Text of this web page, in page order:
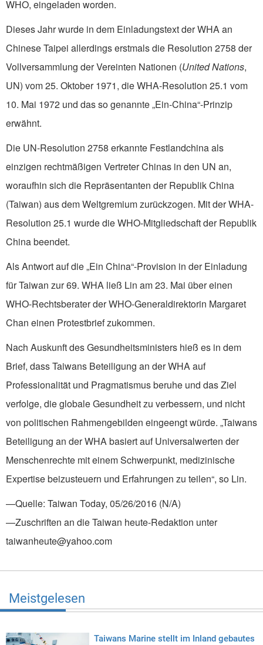
WHO, eingeladen worden.
Dieses Jahr wurde in dem Einladungstext der WHA an
Chinese Taipei allerdings erstmals die Resolution 2758 der
Vollversammlung der Vereinten Nationen (United Nations,
UN) vom 25. Oktober 1971, die WHA-Resolution 25.1 vom
10. Mai 1972 und das so genannte „Ein-China“-Prinzip
erwähnt.
Die UN-Resolution 2758 erkannte Festlandchina als
einzigen rechtmäßigen Vertreter Chinas in den UN an,
woraufhin sich die Repräsentanten der Republik China
(Taiwan) aus dem Weltgremium zurückzogen. Mit der WHA-
Resolution 25.1 wurde die WHO-Mitgliedschaft der Republik
China beendet.
Als Antwort auf die „Ein China“-Provision in der Einladung
für Taiwan zur 69. WHA ließ Lin am 23. Mai über einen
WHO-Rechtsberater der WHO-Generaldirektorin Margaret
Chan einen Protestbrief zukommen.
Nach Auskunft des Gesundheitsministers hieß es in dem
Brief, dass Taiwans Beteiligung an der WHA auf
Professionalität und Pragmatismus beruhe und das Ziel
verfolge, die globale Gesundheit zu verbessern, und nicht
von politischen Rahmengebilden eingeengt würde. „Taiwans
Beteiligung an der WHA basiert auf Universalwerten der
Menschenrechte mit einem Schwerpunkt, medizinische
Expertise beizusteuern und Erfahrungen zu teilen“, so Lin.
—Quelle: Taiwan Today, 05/26/2016 (N/A)
—Zuschriften an die Taiwan heute-Redaktion unter
taiwanheute@yahoo.com
Meistgelesen
Taiwans Marine stellt im Inland gebautes